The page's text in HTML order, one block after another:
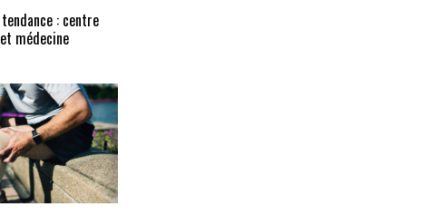
: centre
médecine